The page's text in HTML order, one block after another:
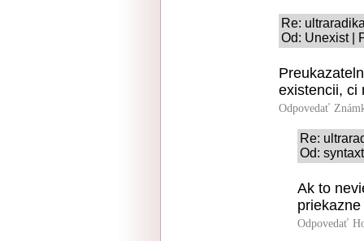
Re:
Od: Unexist |
existencii, ci
Odpovedať
Re:
Od:
Ak to
Odpovedať